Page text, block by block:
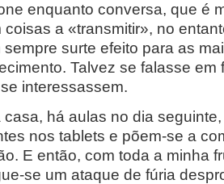
enquanto conversa, que é
coisas a «transmitir», no
surte efeito para as
Talvez se falasse em
interessassem.
há aulas no dia
nos tablets e põem-se a
E então, com toda a minha
se um ataque de fúria